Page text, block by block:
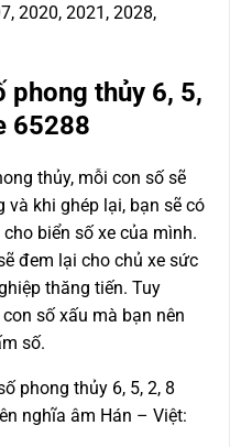
2020, 2021, 2028,
phong thủy 6, 5,
65288
thủy, mỗi con số sẽ
và khi ghép lại, bạn sẽ có
biển số xe của mình.
đem lại cho chủ xe sức
thăng tiến. Tuy
số xấu mà bạn nên
số.
phong thủy 6, 5, 2, 8
nghĩa âm Hán – Việt: